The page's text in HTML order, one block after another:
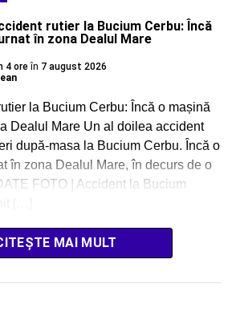
rutier la Bucium Cerbu: Încă
în zona Dealul Mare
4 ore în 7 august 2026
la Bucium Cerbu: Încă o mașină
Dealul Mare Un al doilea accident
după-masa la Bucium Cerbu. Încă o
în zona Dealul Mare, în decurs de o
FOTO | Accident la Bucium
MAI MULT